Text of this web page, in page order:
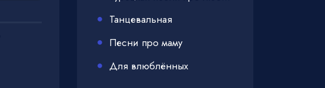
Танцевальная
Песни про маму
Для влюблённых